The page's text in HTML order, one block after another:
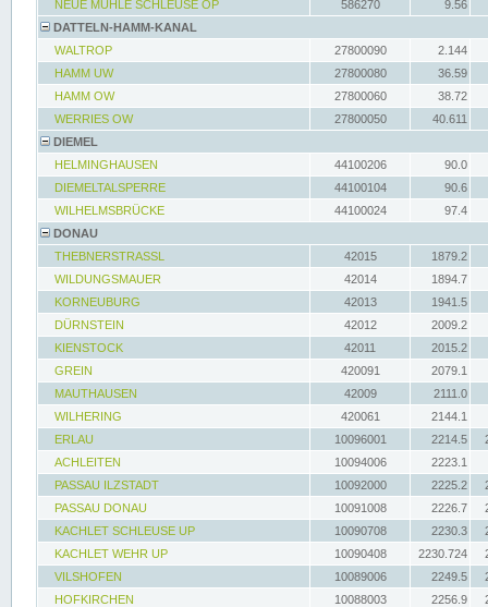
NEUE MÜHLE SCHLEUSE OP
586270
9.56
DATTELN-HAMM-KANAL
WALTROP
27800090
2.144
HAMM UW
27800080
36.59
HAMM OW
27800060
38.72
WERRIES OW
27800050
40.611
DIEMEL
HELMINGHAUSEN
44100206
90.0
DIEMELTALSPERRE
44100104
90.6
WILHELMSBRÜCKE
44100024
97.4
DONAU
THEBNERSTRASSL
42015
1879.2
WILDUNGSMAUER
42014
1894.7
KORNEUBURG
42013
1941.5
DÜRNSTEIN
42012
2009.2
KIENSTOCK
42011
2015.2
GREIN
420091
2079.1
MAUTHAUSEN
42009
2111.0
WILHERING
420061
2144.1
ERLAU
10096001 2214.5
ACHLEITEN
10094006
2223.1
PASSAU ILZSTADT
10092000 2225.2
PASSAU DONAU
10091008 2226.7
KACHLET SCHLEUSE UP
10090708 2230.3
KACHLET WEHR UP
10090408 2230.724
VILSHOFEN
10089006 2249.5
HOFKIRCHEN
10088003 2256.9